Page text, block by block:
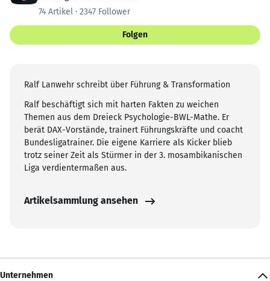
74 Artikel · 2347 Follower
Folgen
Ralf Lanwehr schreibt über Führung & Transformation
Ralf beschäftigt sich mit harten Fakten zu weichen
Themen aus dem Dreieck Psychologie-BWL-Mathe. Er
berät DAX-Vorstände, trainert Führungskräfte und coacht
Bundesligatrainer. Die eigene Karriere als Kicker blieb
trotz seiner Zeit als Stürmer in der 3. mosambikanischen
Liga verdientermaßen aus.
Artikelsammlung ansehen
Unternehmen